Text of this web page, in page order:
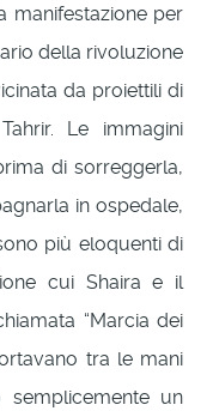
manifestazione per
della rivoluzione
da proiettili di
Le immagini
di sorreggerla,
in ospedale,
più eloquenti di
cui Shaira e il
“Marcia dei
tra le mani
un